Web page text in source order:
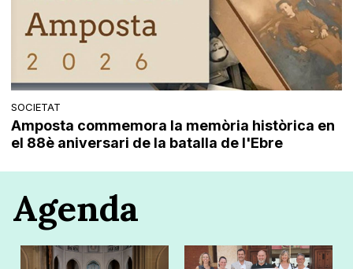
SOCIETAT
Amposta commemora la memòria històrica en
el 88è aniversari de la batalla de l'Ebre
Agenda